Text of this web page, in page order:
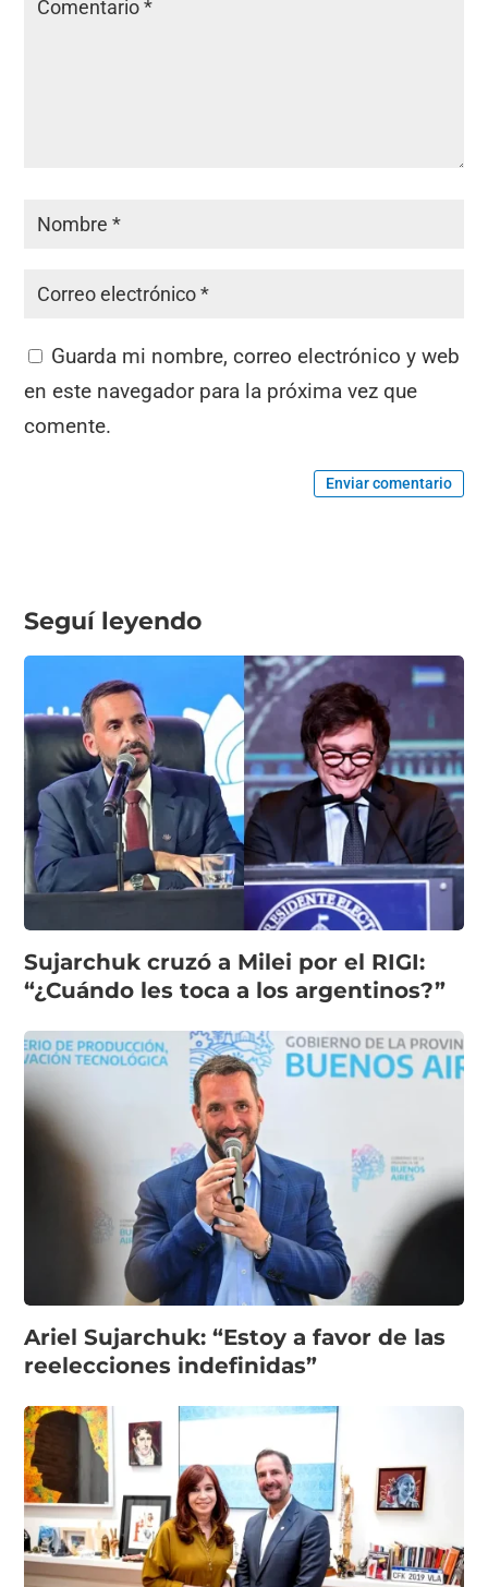
Guarda mi nombre, correo electrónico y web
en este navegador para la próxima vez que
comente.
Enviar comentario
Seguí leyendo
Sujarchuk cruzó a Milei por el RIGI:
“¿Cuándo les toca a los argentinos?”
Ariel Sujarchuk: “Estoy a favor de las
reelecciones indefinidas”